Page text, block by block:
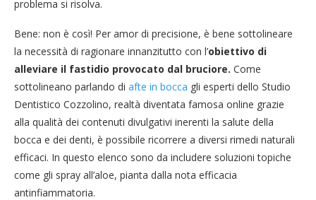
problema si risolva.
Bene: non è così! Per amor di precisione, è bene sottolineare
la necessità di ragionare innanzitutto con l’obiettivo di
alleviare il fastidio provocato dal bruciore. Come
sottolineano parlando di afte in bocca gli esperti dello Studio
Dentistico Cozzolino, realtà diventata famosa online grazie
alla qualità dei contenuti divulgativi inerenti la salute della
bocca e dei denti, è possibile ricorrere a diversi rimedi naturali
efficaci. In questo elenco sono da includere soluzioni topiche
come gli spray all’aloe, pianta dalla nota efficacia
antinfiammatoria.